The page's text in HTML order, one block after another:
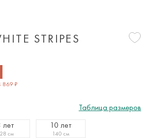
STRIPES
869 ₽
Таблица размеров
лет
см
10 лет
140 см